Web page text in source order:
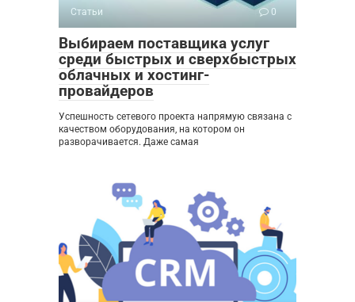
Статьи 0
Выбираем поставщика услуг
среди быстрых и сверхбыстрых
облачных и хостинг-
провайдеров
Успешность сетевого проекта напрямую связана с
качеством оборудования, на котором он
разворачивается. Даже самая